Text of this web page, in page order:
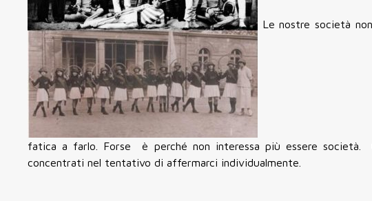
Le nostre società
fatica a farlo. Forse è perché non interessa più essere
concentrati nel tentativo di affermarci individualmente.